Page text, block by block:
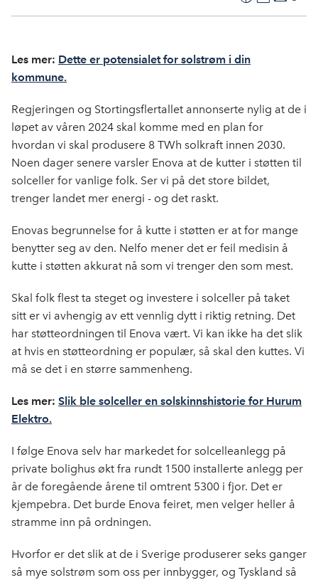
F
a
e
o
k
L
i
I
n
E
-
Les mer: Dette er potensialet for solstrøm i din
kommune.
Regjeringen og Stortingsflertallet annonserte nylig at de i
løpet av våren 2024 skal komme med en plan for
hvordan vi skal produsere 8 TWh solkraft innen 2030.
Noen dager senere varsler Enova at de kutter i støtten til
solceller for vanlige folk. Ser vi på det store bildet,
trenger landet mer energi - og det raskt.
Enovas begrunnelse for å kutte i støtten er at for mange
benytter seg av den. Nelfo mener det er feil medisin å
kutte i støtten akkurat nå som vi trenger den som mest.
Skal folk flest ta steget og investere i solceller på taket
sitt er vi avhengig av ett vennlig dytt i riktig retning. Det
har støtteordningen til Enova vært. Vi kan ikke ha det slik
at hvis en støtteordning er populær, så skal den kuttes. Vi
må se det i en større sammenheng.
Les mer: Slik ble solceller en solskinnshistorie for Hurum
Elektro.
I følge Enova selv har markedet for solcelleanlegg på
private bolighus økt fra rundt 1500 installerte anlegg per
år de foregående årene til omtrent 5300 i fjor. Det er
kjempebra. Det burde Enova feiret, men velger heller å
stramme inn på ordningen.
Hvorfor er det slik at de i Sverige produserer seks ganger
så mye solstrøm som oss per innbygger, og Tyskland så